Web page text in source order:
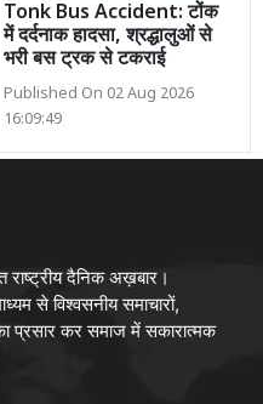
Tonk Bus Accident: टोंक
में दर्दनाक हादसा, श्रद्धालुओं से
भरी बस ट्रक से टकराई
Published On 02 Aug 2026
16:09:49
राष्ट्रीय दैनिक अख़बार।
से विश्वसनीय समाचारों,
प्रसार कर समाज में सकारात्मक